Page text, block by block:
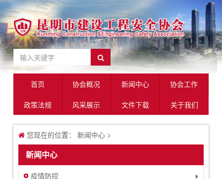
首页 协会概况 新闻中心 协会工作
政策法规 风采展示 文件下载 关于我们
您现在的位置：新闻中心 >
新闻中心
疫情防控